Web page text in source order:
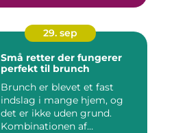
29. sep
Små retter der fungerer
perfekt til brunch
Brunch er blevet et fast
indslag i mange hjem, og
det er ikke uden grund.
Kombinationen af